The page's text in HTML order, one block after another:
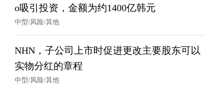
o吸引投资，金额为约1400亿韩元
中型/风险/其他
NHN，子公司上市时促进更改主要股东可以
实物分红的章程
中型/风险/其他